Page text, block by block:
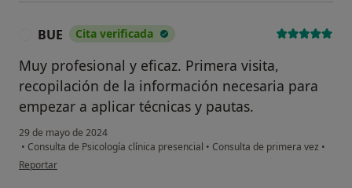
BUE Cita verificada
Muy profesional y eficaz. Primera visita,
recopilación de la información necesaria para
empezar a aplicar técnicas y pautas.
29 de mayo de 2024
• Consulta de Psicología clínica presencial • Consulta de primera vez •
en opinión del usuario BUE
Reportar